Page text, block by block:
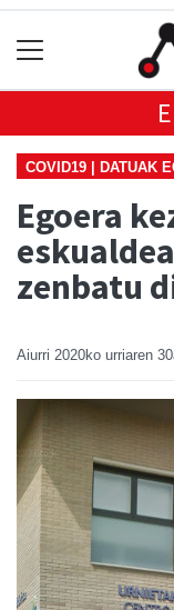
COVID19 | DATUAK
Egoera
zenbatu
Aiurri 2020ko urriaren